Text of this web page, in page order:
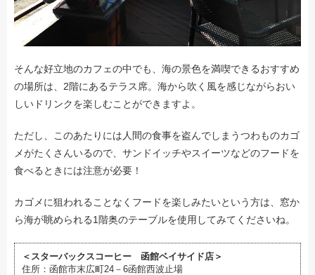
そんな好立地のカフェの中でも、海の景色を満喫できるおすすめ
の場所は、2階にあるテラス席。海から吹く風を感じながらおい
しいドリンクを楽しむことができますよ。
ただし、このあたりには人間の食事を盗んでしまうつわものカゴ
メがたくさんいるので、サンドイッチやスイーツなどのフードを
食べるときには注意が必要！
カゴメに狙われることなくフードを楽しみたいという方は、窓か
ら海が眺められる1階奥のテーブルを使用してみてくださいね。
＜スターバックスコーヒー 函館ベイサイド店＞
住所：函館市末広町24－6函館西波止場